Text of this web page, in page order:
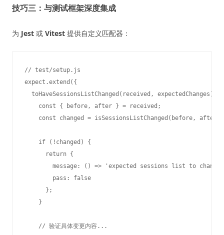
技巧三：与测试框架深度集成
为 Jest 或 Vitest 提供自定义匹配器：
// test/setup.js
expect.extend({
  toHaveSessionsListChanged(received, expectedChanges) {
    const { before, after } = received;
    const changed = isSessionsListChanged(before, after);
    if (!changed) {
      return {
message: () => 'expected sessions list to
        pass: false
      };
    }
    // 验证具体变更内容...